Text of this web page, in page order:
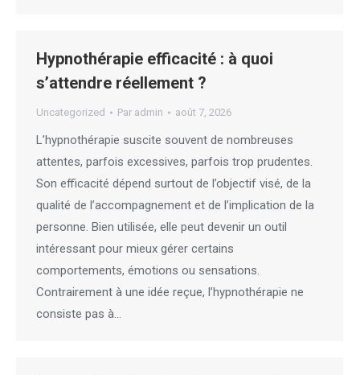
Hypnothérapie efficacité : à quoi
s’attendre réellement ?
Uncategorized Par admin août 7, 2026
L’hypnothérapie suscite souvent de nombreuses
attentes, parfois excessives, parfois trop prudentes.
Son efficacité dépend surtout de l’objectif visé, de la
qualité de l’accompagnement et de l’implication de la
personne. Bien utilisée, elle peut devenir un outil
intéressant pour mieux gérer certains
comportements, émotions ou sensations.
Contrairement à une idée reçue, l’hypnothérapie ne
consiste pas à…